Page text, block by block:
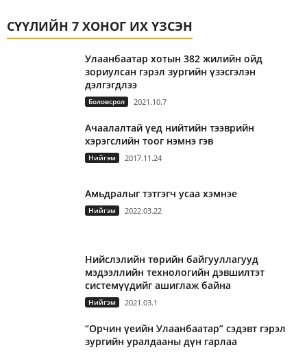
СҮҮЛИЙН 7 ХОНОГ ИХ ҮЗСЭН
Улаанбаатар хотын 382 жилийн ойд
зориулсан гэрэл зургийн үзэсгэлэн
дэлгэгдлээ
Боловсрол 2021.10.7
Ачаалалтай үед нийтийн тээврийн
хэрэгслийн тоог нэмнэ гэв
Нийгэм 2017.11.24
Амьдралыг тэтгэгч усаа хэмнэе
Нийгэм 2022.03.22
Нийслэлийн төрийн байгууллагууд
мэдээллийн технологийн дэвшилтэт
системүүдийг ашиглаж байна
Нийгэм 2021.03.1
“Орчин үеийн Улаанбаатар” сэдэвт гэрэл
зургийн уралдааны дүн гарлаа